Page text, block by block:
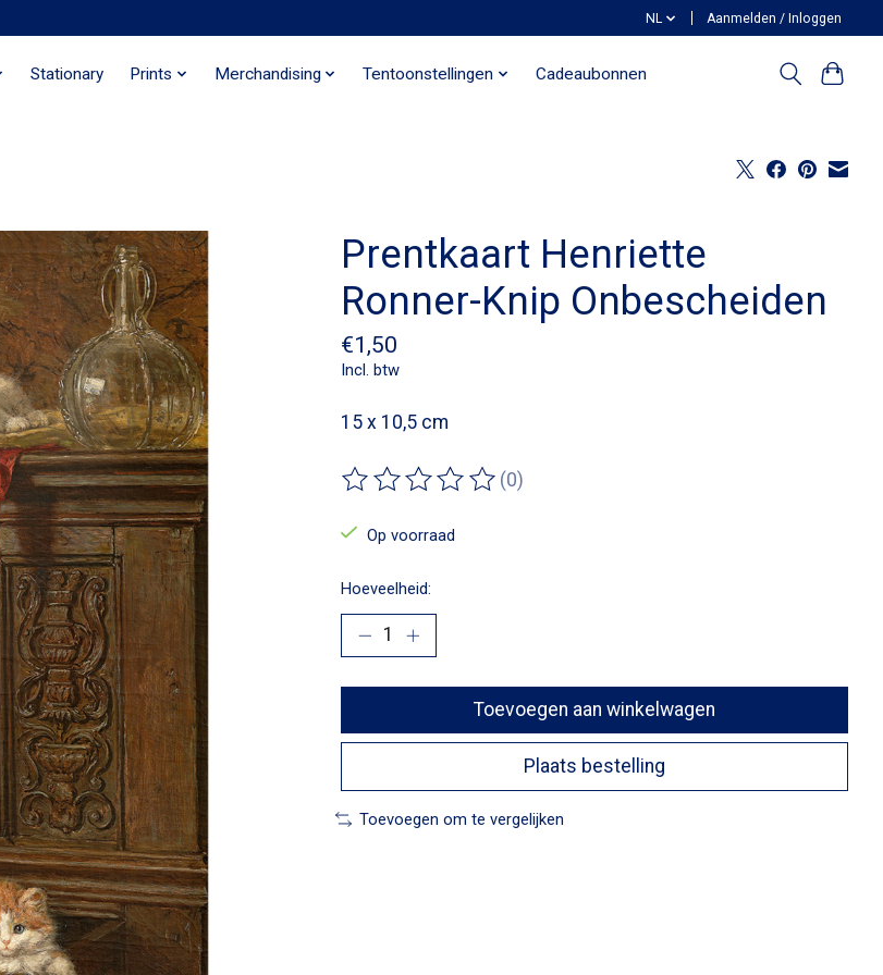
NL Aanmelden / Inloggen
Stationary Prints Merchandising Tentoonstellingen Cadeaubonnen
Prentkaart Henriette
Ronner-Knip Onbescheiden
€1,50
Incl. btw
15 x 10,5 cm
De beoordeling van dit product is
(0)
Op voorraad
Hoeveelheid:
Toevoegen aan winkelwagen
Plaats bestelling
Toevoegen om te vergelijken